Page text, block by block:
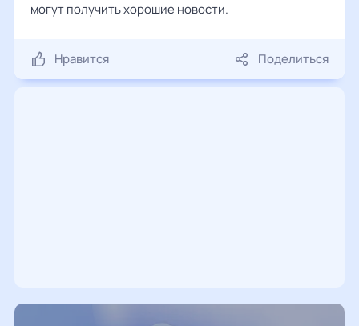
могут получить хорошие новости.
Нравится Поделиться